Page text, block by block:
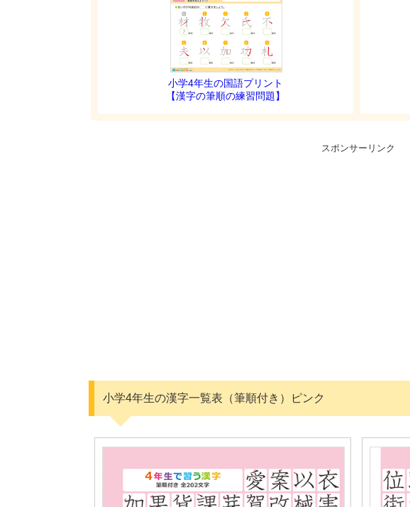
小学4年生の国語プリント
【漢字の筆順の練習問題】
スポンサーリンク
小学4年生の漢字一覧表（筆順付き）ピンク